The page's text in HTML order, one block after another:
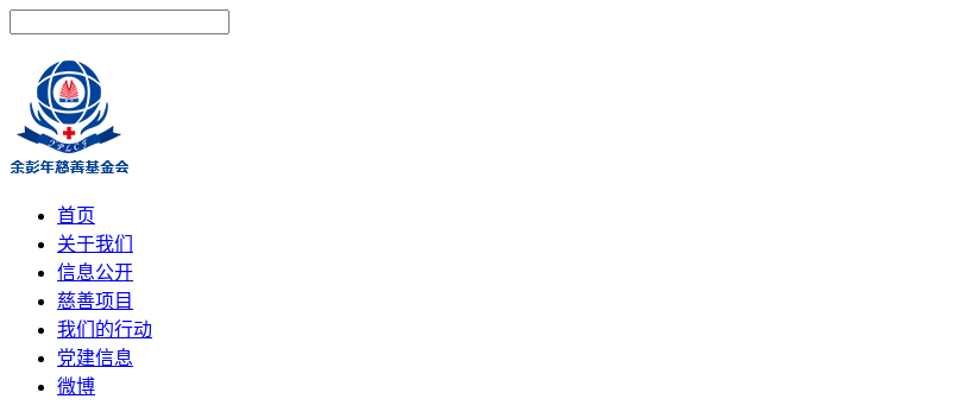
首页
关于我们
信息公开
慈善项目
我们的行动
党建信息
微博